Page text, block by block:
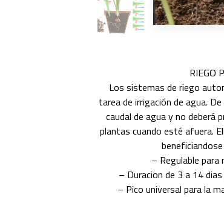
RIEGO
Los sistemas de riego
tarea de irrigación de agua.
caudal de agua y no deberá
plantas cuando esté afuera.
– Regulable
– Duracion de 3 a 14
– Pico universal para la